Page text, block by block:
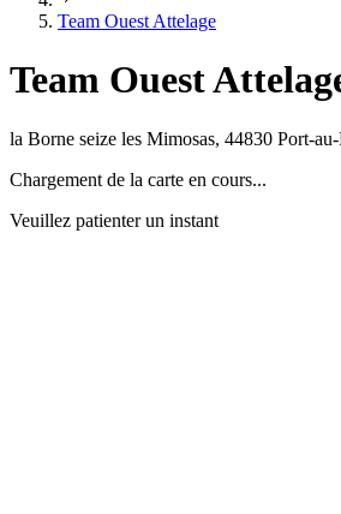
Team Ouest Attelage
Team Ouest
la Borne seize les Mimosas, 44830 Port-
Chargement de la carte en cours...
Veuillez patienter un instant